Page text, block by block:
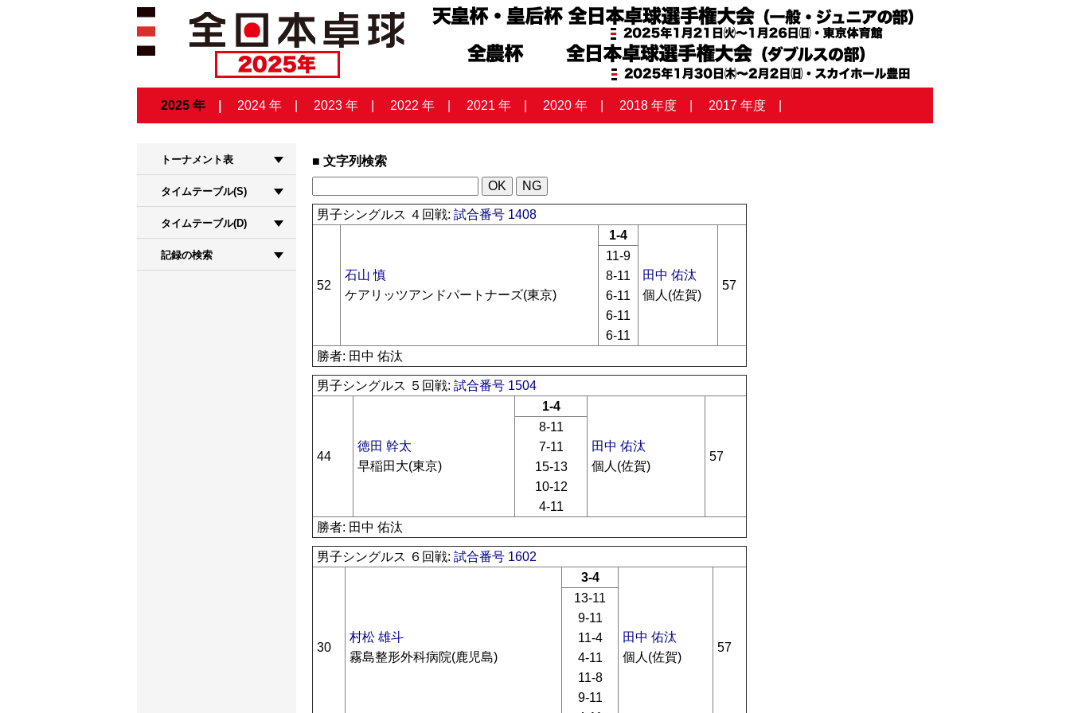
2025 年 2024 年 2023 年 2022 年 2021 年 2020 年 2018 年度 2017 年度
トーナメント表
タイムテーブル(S)
タイムテーブル(D)
記録の検索
文字列検索
男子シングルス ４回戦:試合番号 1408
52
石山 慎
ケアリッツアンドパートナーズ(東京)
1-4
田中 佑汰
個人(佐賀)
57
11-9
8-11
6-11
6-11
6-11
勝者: 田中 佑汰
男子シングルス ５回戦:試合番号 1504
44
徳田 幹太
早稲田大(東京)
1-4
田中 佑汰
個人(佐賀)
57
8-11
7-11
15-13
10-12
4-11
勝者: 田中 佑汰
男子シングルス ６回戦:試合番号 1602
30
村松 雄斗
霧島整形外科病院(鹿児島)
3-4
田中 佑汰
個人(佐賀)
57
13-11
9-11
11-4
4-11
11-8
9-11